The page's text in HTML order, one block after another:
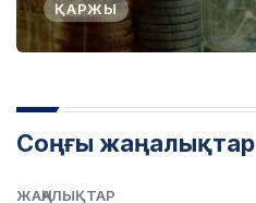
ҚАРЖЫ
Соңғы жаңалықтар
ЖАҢАЛЫҚТАР